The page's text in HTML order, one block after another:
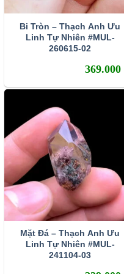
Các bạn nữ có thể trạng
anh ưu linh
– Không những thế, đá
trầm uất. Giúp người
có một đầu óc sáng suốt,
cũng như trong cuộc sống
Bi Tròn – Thạch Anh Ưu
Linh Tự Nhiên #MUL-
260615-02
369.000
Mặt Đá – Thạch Anh Ưu
Linh Tự Nhiên #MUL-
241104-03